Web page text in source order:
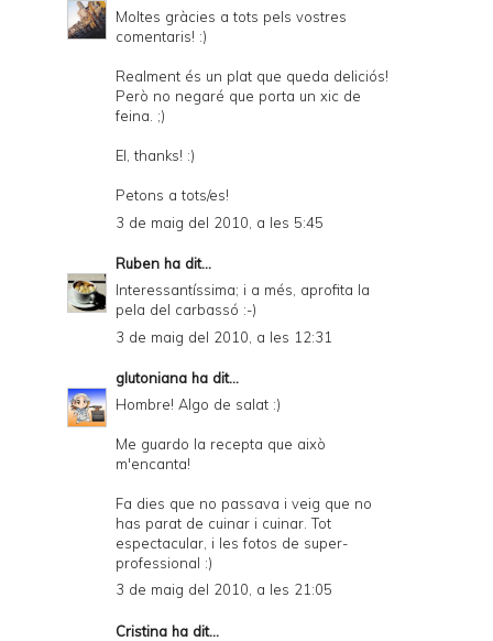
Moltes gràcies a tots pels vostres
comentaris! :)
Realment és un plat que queda deliciós!
Però no negaré que porta un xic de
feina. ;)
El, thanks! :)
Petons a tots/es!
3 de maig del 2010, a les 5:45
Ruben ha dit...
Interessantíssima; i a més, aprofita la
pela del carbassó :-)
3 de maig del 2010, a les 12:31
glutoniana ha dit...
Hombre! Algo de salat :)
Me guardo la recepta que això
m'encanta!
Fa dies que no passava i veig que no
has parat de cuinar i cuinar. Tot
espectacular, i les fotos de super-
professional :)
3 de maig del 2010, a les 21:05
Cristina ha dit...